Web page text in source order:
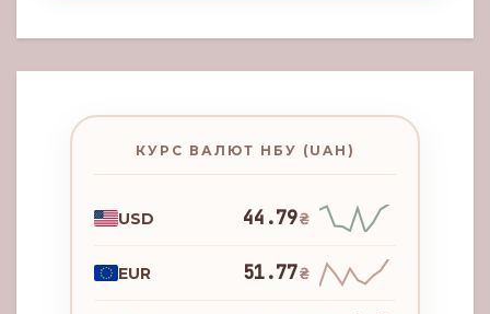
КУРС ВАЛЮТ НБУ (UAH)
USD 44.79₴
EUR 51.77₴